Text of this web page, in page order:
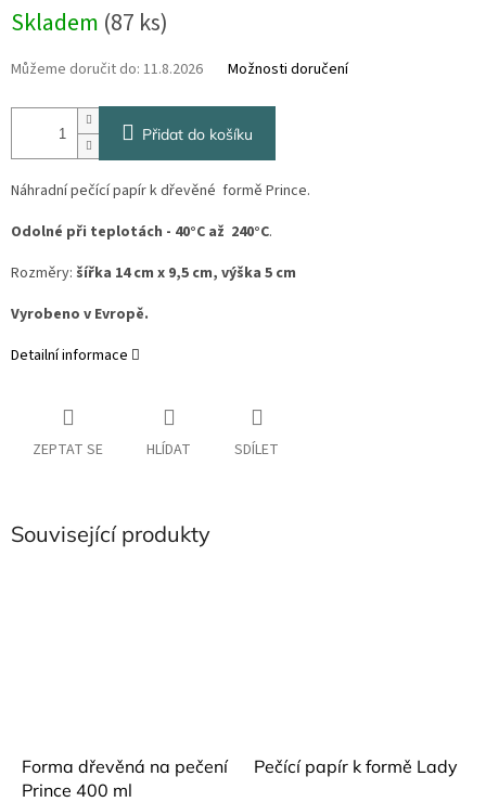
cena:
Skladem (87 ks)
Můžeme doručit do: 11.8.2026 Možnosti doručení
Přidat do košíku
Náhradní pečící papír k dřevěné formě Prince.
Odolné při teplotách - 40°C až 240°C.
Rozměry: šířka 14 cm x 9,5 cm, výška 5 cm
Vyrobeno v Evropě.
Detailní informace
ZEPTAT SE HLÍDAT SDÍLET
Související produkty
Forma dřevěná na pečení
Prince 400 ml
Pečící papír k formě Lady